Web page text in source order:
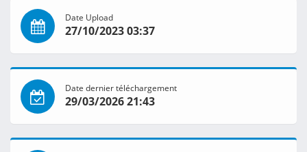
Date Upload
27/10/2023 03:37
Date dernier téléchargement
29/03/2026 21:43